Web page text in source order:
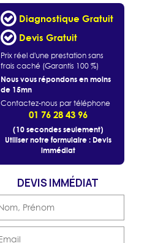
Diagnostique Gratuit
Devis Gratuit
Prix réel d'une prestation sans
frais caché (Garantis 100 %)
Nous vous répondons en moins
de 15mn
Contactez-nous par téléphone
01 76 28 43 96
(10 secondes seulement)
Utiliser notre formulaire : Devis
immédiat
DEVIS IMMÉDIAT